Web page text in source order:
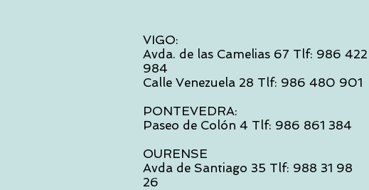
VIGO:
Avda. de las Camelias 67 Tlf: 986 422
984
Calle Venezuela 28 Tlf: 986 480 901
PONTEVEDRA:
Paseo de Colón 4 Tlf: 986 861 384
OURENSE
Avda de Santiago 35 Tlf: 988 31 98
26